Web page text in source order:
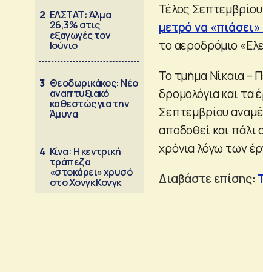
2 ΕΛΣΤΑΤ: Άλμα
26,3% στις
εξαγωγές τον
Ιούνιο
3 Θεοδωρικάκος: Νέο
αναπτυξιακό
καθεστώς για την
Άμυνα
4 Κίνα: Η κεντρική
τράπεζα
«στοκάρει» χρυσό
στο Χονγκ Κονγκ
Τέλος
μετρό να «πιάσει»
το αεροδρόμιο
Το τμήμα Νίκαια –
δρομολόγια και τα
Σεπτεμβρίου
αποδοθεί και πάλι
χρόνια λόγω των
Διαβάστε επίσης: